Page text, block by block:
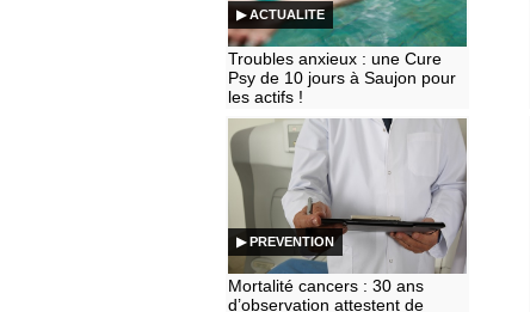
▶ ACTUALITE
Troubles anxieux : une Cure
Psy de 10 jours à Saujon pour
les actifs !
▶ PREVENTION
Mortalité cancers : 30 ans
d’observation attestent de